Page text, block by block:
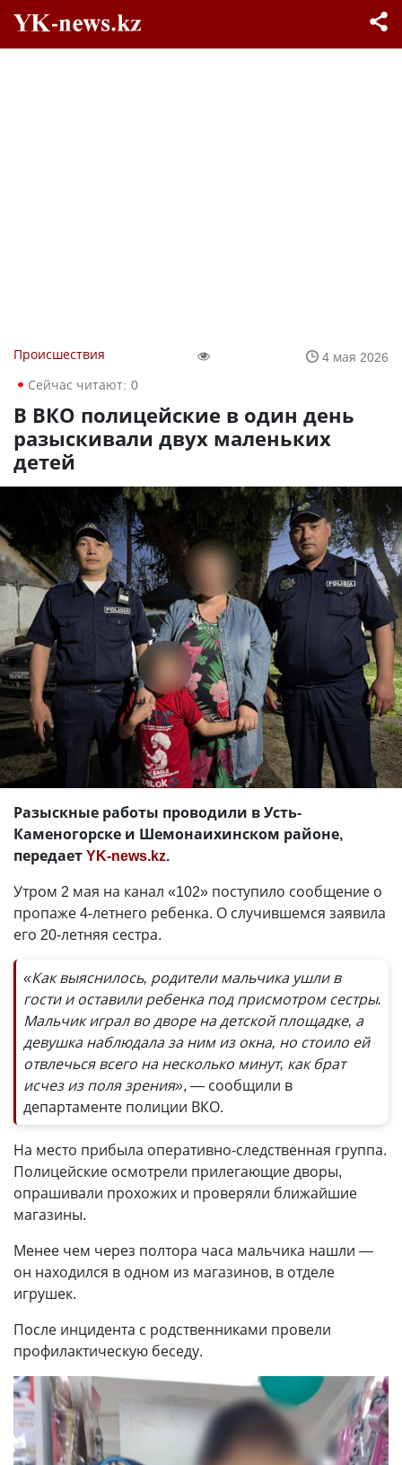
Происшествия
4 мая 2026
Сейчас читают: 0
В ВКО полицейские в один день
разыскивали двух маленьких
детей
Разыскные работы проводили в Усть-
Каменогорске и Шемонаихинском районе,
передаетYK-news.kz.
Утром 2 мая на канал «102» поступило сообщение о
пропаже 4-летнего ребенка. О случившемся заявила
его 20-летняя сестра.
«Как выяснилось, родители мальчика ушли в
гости и оставили ребенка под присмотром сестры.
Мальчик играл во дворе на детской площадке, а
девушка наблюдала за ним из окна, но стоило ей
отвлечься всего на несколько минут, как брат
исчез из поля зрения», — сообщили в
департаменте полиции ВКО.
На место прибыла оперативно-следственная группа.
Полицейские осмотрели прилегающие дворы,
опрашивали прохожих и проверяли ближайшие
магазины.
Менее чем через полтора часа мальчика нашли —
он находился в одном из магазинов, в отделе
игрушек.
После инцидента с родственниками провели
профилактическую беседу.